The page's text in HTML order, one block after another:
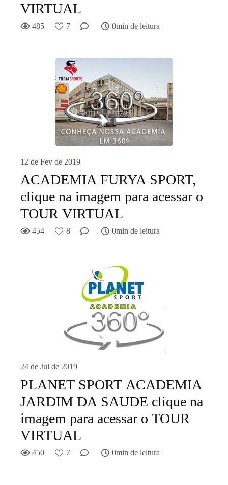
VIRTUAL
485 7 0min de leitura
12 de Fev de 2019
ACADEMIA FURYA SPORT,
clique na imagem para acessar o
TOUR VIRTUAL
454 8 0min de leitura
24 de Jul de 2019
PLANET SPORT ACADEMIA
JARDIM DA SAUDE clique na
imagem para acessar o TOUR
VIRTUAL
450 7 0min de leitura